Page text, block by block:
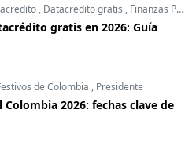
, Datacredito gratis , Finanzas Personales
gratis en 2026: Guía
de Colombia , Presidente
2026: fechas clave de